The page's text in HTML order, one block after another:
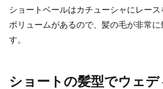
子供が結婚をする場
という立...
結婚式で余興を
ショートベールはカチューシャにレー
ボリュームがあるので、髪の毛が非常
す。
ショートの髪型でウェ